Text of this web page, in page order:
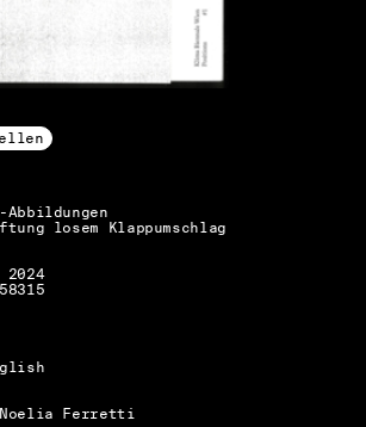
losem Klappumschlag
Noelia Ferretti